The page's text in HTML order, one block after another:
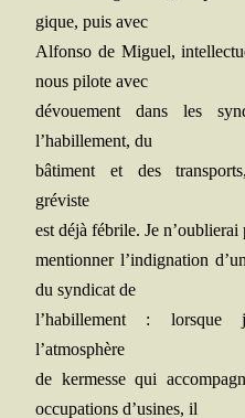
gique, puis avec
Alfon­so de Miguel,
nous pilote avec
dévoue­ment dans les
l’habillement, du
bâti­ment et des
gréviste
est déjà fébrile. Je n’oublierai
men­tion­ner l’indignation
du syn­di­cat de
l’habillement :
l’atmosphère
de ker­messe qui
occu­pa­tions d’usines, il